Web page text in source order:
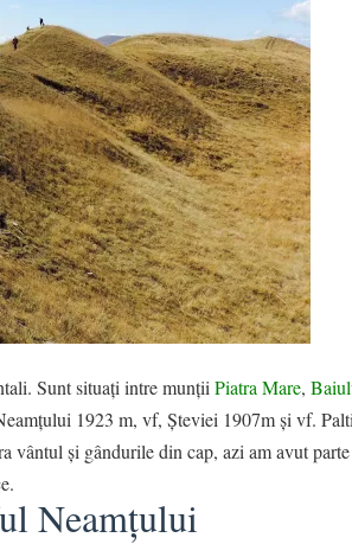
Sunt situați intre munțiiPiatra Mare,
1923 m, vf, Șteviei 1907m și vf.
și gândurile din cap, azi am avut
Neamțului